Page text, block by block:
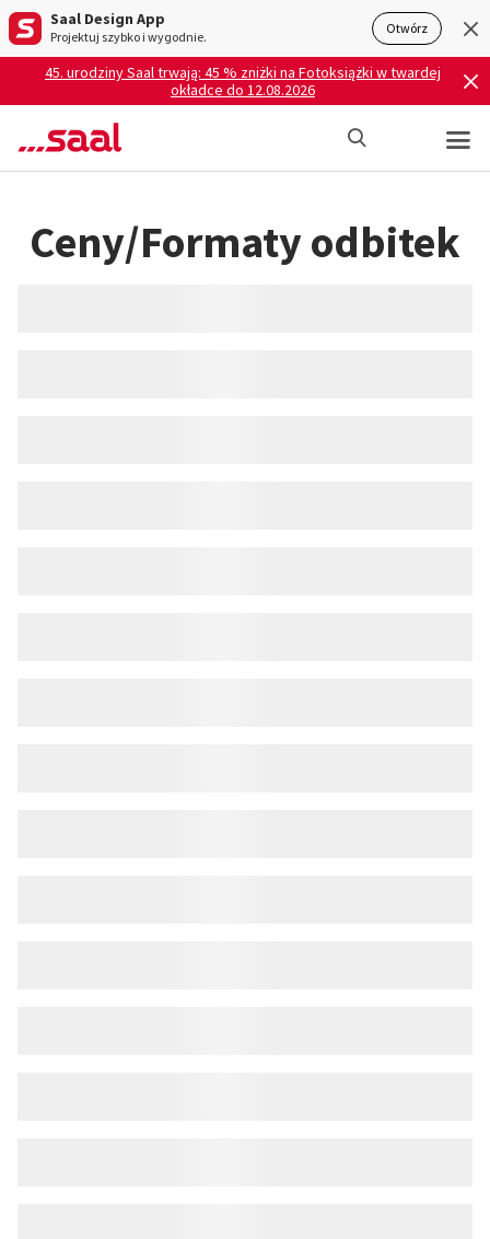
Saal Design App
Projektuj szybko i wygodnie. Otwórz
45. urodziny Saal trwają: 45 % zniżki na Fotoksiążki w twardej
okładce do 12.08.2026
Ceny/Formaty odbitek